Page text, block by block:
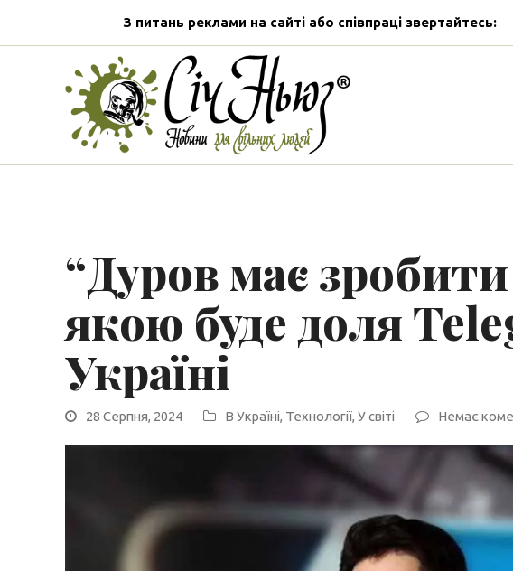
З питань реклами на сайті або співпраці звертайтесь:
“Дуров має
якою буде доля
Україні
28 Серпня, 2024 В Україні, Технології, У світі Немає